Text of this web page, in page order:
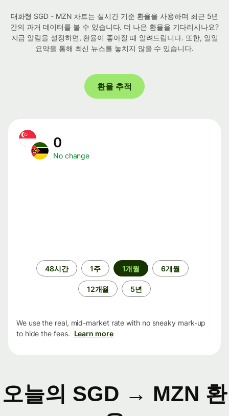
대화형 SGD - MZN 차트는 실시간 기준 환율을 사용하며 최근 5년
간의 과거 데이터를 볼 수 있습니다. 더 나은 환율을 기다리시나요?
지금 알림을 설정하면, 환율이 좋아질 때 알려드립니다. 또한, 일일
요약을 통해 최신 뉴스를 놓치지 않을 수 있습니다.
환율 추적
0
No change
48시간 1주 1개월 6개월
12개월 5년
We use the real, mid-market rate with no sneaky mark-up
to hide the fees. Learn more
오늘의 SGD → MZN 환